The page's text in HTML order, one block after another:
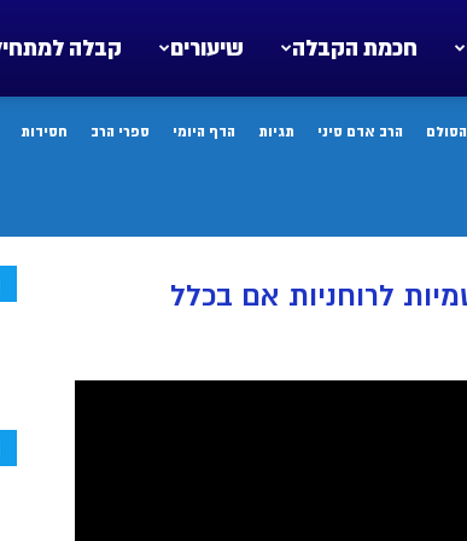
קבלה שיעורים חכמת הקבלה
הרב אדם סיני תגיות הדף היומי ספרי הרב חסידות
לרוחניות אם בכלל